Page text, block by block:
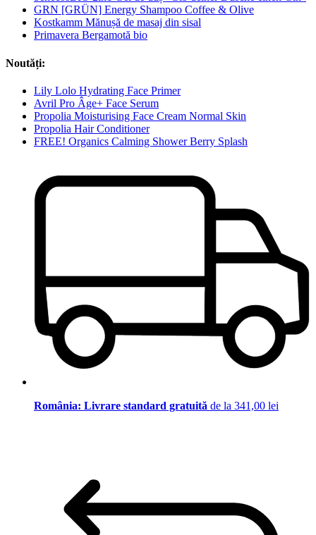
GRN [GRÜN] Energy Shampoo Coffee & Olive
Kostkamm Mănușă de masaj din sisal
Primavera Bergamotă bio
Noutăți:
Lily Lolo Hydrating Face Primer
Avril Pro Âge+ Face Serum
Propolia Moisturising Face Cream Normal Skin
Propolia Hair Conditioner
FREE! Organics Calming Shower Berry Splash
România: Livrare standard gratuită de la 341,00 lei